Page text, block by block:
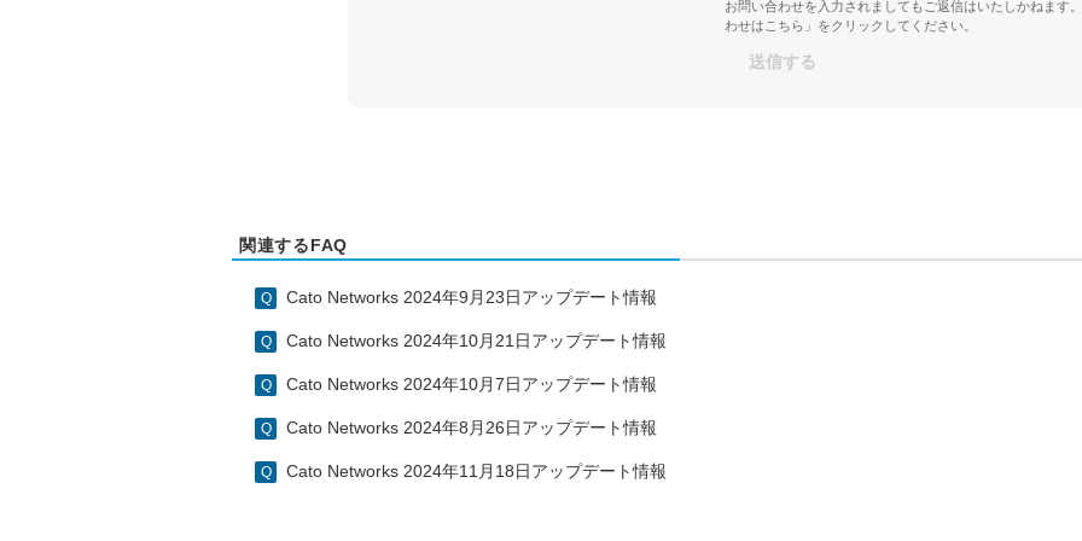
お問い合わせを入力されましてもご返信はいたしかねます
わせはこちら」をクリックしてください。
関連するFAQ
Cato Networks 2024年9月23日アップデート情報
Cato Networks 2024年10月21日アップデート情報
Cato Networks 2024年10月7日アップデート情報
Cato Networks 2024年8月26日アップデート情報
Cato Networks 2024年11月18日アップデート情報